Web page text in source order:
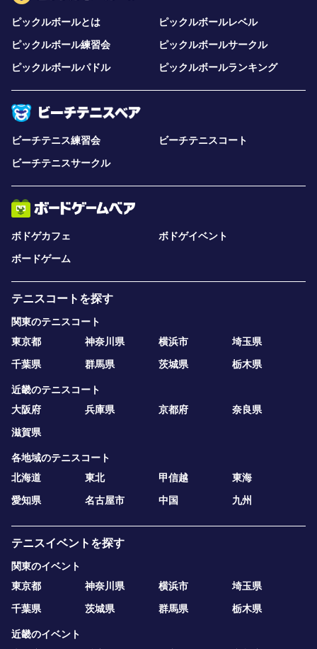
ピックルボールとは
ピックルボールレベル
ピックルボール練習会
ピックルボールサークル
ピックルボールパドル
ピックルボールランキング
ビーチテニス練習会
ビーチテニスコート
ビーチテニスサークル
ボドゲカフェ
ボドゲイベント
ボードゲーム
テニスコートを探す
関東のテニスコート
東京都
神奈川県 横浜市
埼玉県
千葉県
群馬県 茨城県 栃木県
近畿のテニスコート
大阪府
兵庫県 京都府
奈良県
滋賀県
各地域のテニスコート
北海道
東北 甲信越
東海
愛知県
名古屋市 中国 九州
テニスイベントを探す
関東のイベント
東京都
神奈川県 横浜市
埼玉県
千葉県
茨城県 群馬県 栃木県
近畿のイベント